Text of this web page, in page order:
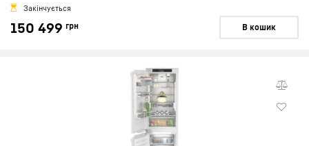
Закінчується
150 499 грн В кошик